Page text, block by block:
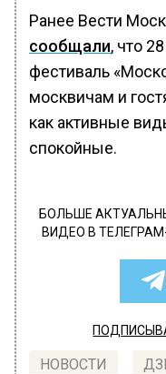
Ранее Вести
сообщали, что
фестиваль
москвичам и
как активные
спокойные.
БОЛЬШЕ
ВИДЕО В
НОВОСТИ